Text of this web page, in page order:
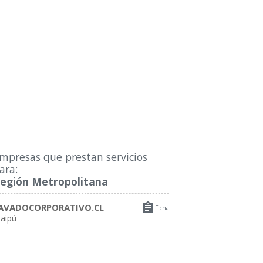
que prestan servicios
Metropolitana
 Ficha